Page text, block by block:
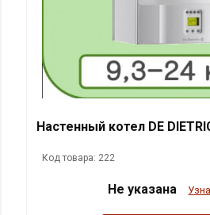
Настенный котел DE
Код товара: 222
Не указана